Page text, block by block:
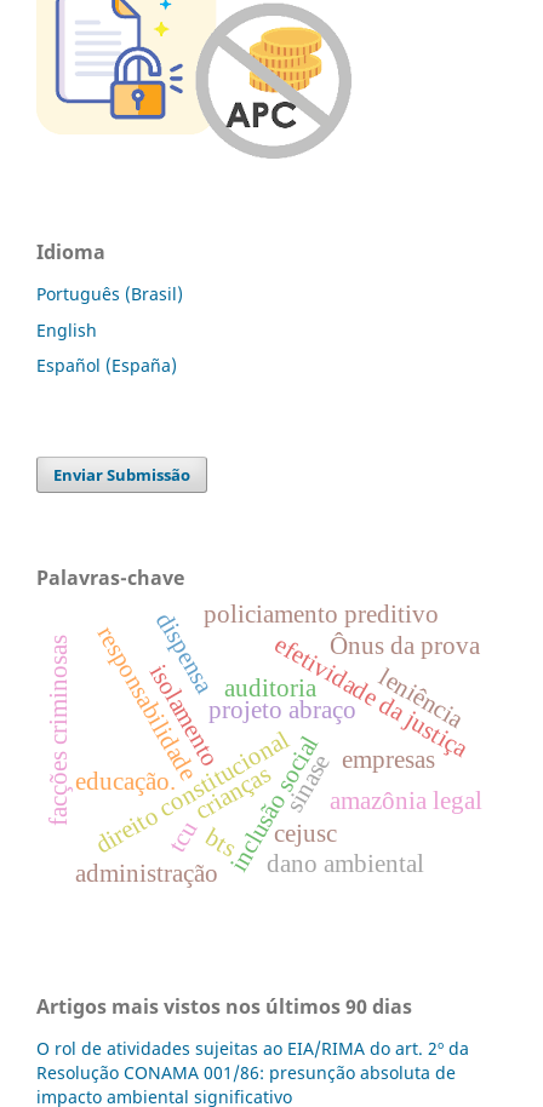
Idioma
Português (Brasil)
English
Español (España)
Enviar Submissão
Palavras-chave
direito constitucional
isolamento
inclusão social
educação.
projeto abraço
efetividade da justiça
cejusc
facções criminosas criançassinaseamazônia legal
dano ambiental
responsabilidade Ônus da prova
policiamento preditivo
bts
administração
dispensa auditoria leniência
empresas
tcu
Artigos mais vistos nos últimos 90 dias
O rol de atividades sujeitas ao EIA/RIMA do art. 2º da
Resolução CONAMA 001/86: presunção absoluta de
impacto ambiental significativo